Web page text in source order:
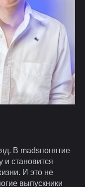
В madsпонятие
и становится
И это не
выпускники